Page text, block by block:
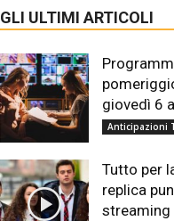
GLI ULTIMI ARTICOLI
giovedì 6
Anticipazioni
Tutto per
replica
streaming